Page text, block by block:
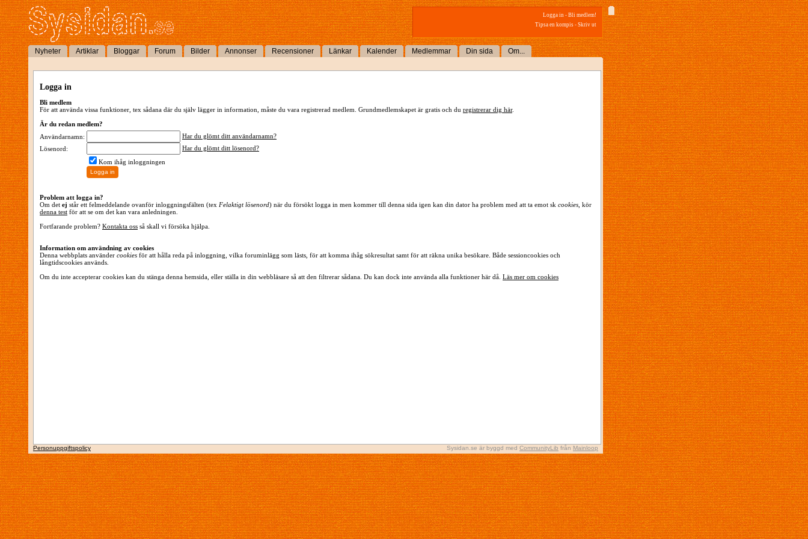
Logga in - Bli medlem!
Tipsa en kompis - Skriv ut
Nyheter Artiklar Bloggar Forum Bilder Annonser Recensioner Länkar Kalender Medlemmar Din sida Om...
Logga in
Bli medlem
För att använda vissa funktioner, tex sådana där du själv lägger in information, måste du vara registrerad medlem. Grundmedlemskapet är gratis och du registrerar dig här.
Är du redan medlem?
Användarnamn:
Har du glömt ditt användarnamn?
Lösenord:
Har du glömt ditt lösenord?
Kom ihåg inloggningen
Problem att logga in?
Om det ej står ett felmeddelande ovanför inloggningsfälten (tex Felaktigt lösenord) när du försökt logga in men kommer till denna sida igen kan din dator ha problem med att ta emot sk cookies , kör
denna test för att se om det kan vara anledningen.
Fortfarande problem? Kontakta oss så skall vi försöka hjälpa.
Information om användning av cookies
Denna webbplats använder cookies för att hålla reda på inloggning, vilka foruminlägg som lästs, för att komma ihåg sökresultat samt för att räkna unika besökare. Både sessioncookies och
långtidscookies används.
Om du inte accepterar cookies kan du stänga denna hemsida, eller ställa in din webbläsare så att den filtrerar sådana. Du kan dock inte använda alla funktioner här då. Läs mer om cookies
Sysidan.se är byggd med CommunityLib från Mainloop
Personuppgiftspolicy